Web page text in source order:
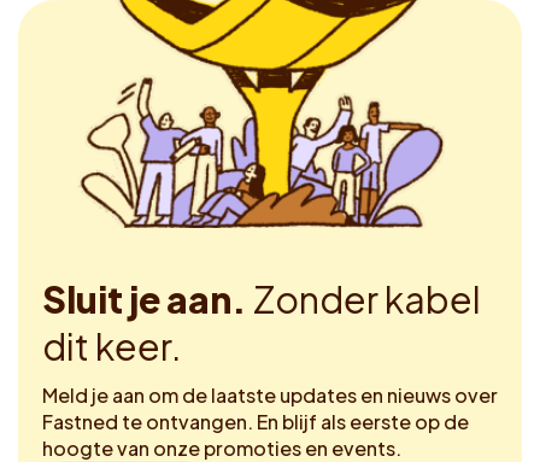
Sluit je aan. Zonder kabel
dit keer.
Meld je aan om de laatste updates en nieuws over
Fastned te ontvangen. En blijf als eerste op de
hoogte van onze promoties en events.